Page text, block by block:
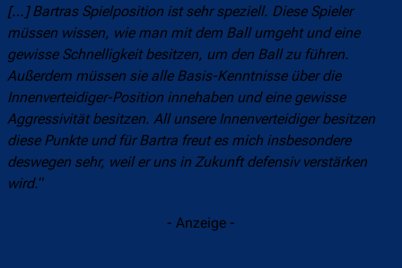
[…] Bartras Spielposition ist sehr speziell. Diese Spieler
müssen wissen, wie man mit dem Ball umgeht und eine
gewisse Schnelligkeit besitzen, um den Ball zu führen.
Außerdem müssen sie alle Basis-Kenntnisse über die
Innenverteidiger-Position innehaben und eine gewisse
Aggressivität besitzen. All unsere Innenverteidiger besitzen
diese Punkte und für Bartra freut es mich insbesondere
deswegen sehr, weil er uns in Zukunft defensiv verstärken
wird.“
- Anzeige -